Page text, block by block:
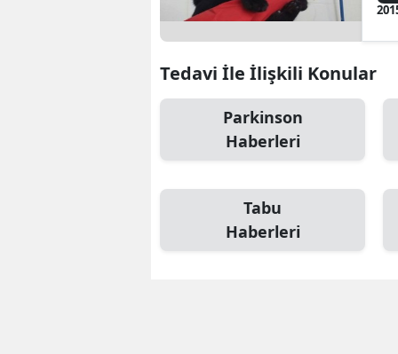
Tedavi İle İlişkili Konular
Parkinson
Haberleri
Tabu
Haberleri